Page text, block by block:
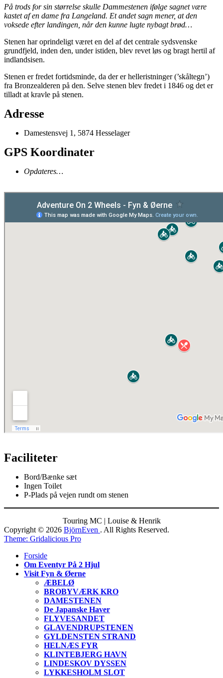
På trods for sin størrelse skulle Dammestenen ifølge sagnet være
kastet af en dame fra Langeland. Et andet sagn mener, at den
voksede efter landingen, når den kunne lugte nybagt brød…
Stenen har oprindeligt været en del af det centrale sydsvenske
grundfjeld, inden den, under istiden, blev revet løs og bragt hertil af
indlandsisen.
Stenen er fredet fortidsminde, da der er helleristninger (’skåltegn’)
fra Bronzealderen på den. Selve stenen blev fredet i 1846 og det er
tilladt at kravle på stenen.
Adresse
Damestensvej 1, 5874 Hesselager
GPS Koordinater
Opdateres…
Faciliteter
Bord/Bænke sæt
Ingen Toilet
P-Plads på vejen rundt om stenen
Touring MC | Louise & Henrik
Copyright © 2026 BjörnEven . All Rights Reserved.
Theme: Gridalicious Pro
Forside
Om Eventyr På 2 Hjul
Visit Fyn & Øerne
ÆBELØ
BROBYVÆRK KRO
DAMESTENEN
De Japanske Haver
FLYVESANDET
GLAVENDRUPSTENEN
GYLDENSTEN STRAND
HELNÆS FYR
KLINTEBJERG HAVN
LINDESKOV DYSSEN
LYKKESHOLM SLOT